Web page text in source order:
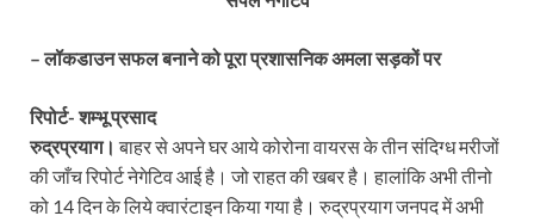
– लॉकडाउन सफल बनाने को पूरा प्रशासनिक अमला सड़कों पर
रिपोर्ट- शम्भू प्रसाद
रुद्रप्रयाग। बाहर से अपने घर आये कोरोना वायरस के तीन संदिग्ध मरीजों
की जाँच रिपोर्ट नेगेटिव आई है। जो राहत की खबर है। हालांकि अभी तीनो
को 14 दिन के लिये क्वारंटाइन किया गया है। रुद्रप्रयाग जनपद में अभी